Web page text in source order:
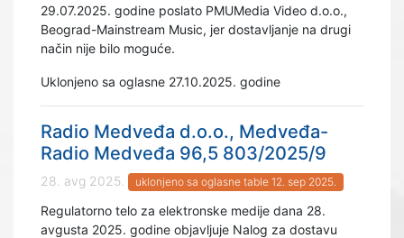
29.07.2025. godine poslato PMUMedia Video d.o.o.,
Beograd-Mainstream Music, jer dostavljanje na drugi
način nije bilo moguće.
Uklonjeno sa oglasne 27.10.2025. godine
Radio Medveđa d.o.o., Medveđa-
Radio Medveđa 96,5 803/2025/9
28. avg 2025. uklonjeno sa oglasne table 12. sep 2025.
Regulatorno telo za elektronske medije dana 28.
avgusta 2025. godine objavljuje Nalog za dostavu